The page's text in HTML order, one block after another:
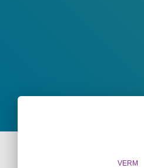
VERM